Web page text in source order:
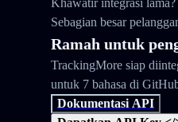
Khawatir integrasi
Sebagian besar
Ramah untuk
TrackingMore siap
untuk 7 bahasa di
Dokumentasi API